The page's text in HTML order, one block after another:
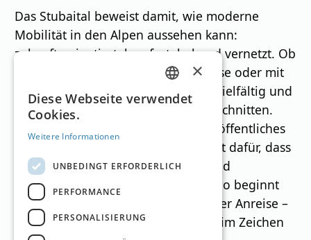
Das Stubaital beweist damit, wie moderne
Mobilität in den Alpen aussehen kann:
zukunftsorientiert, komfortabel und vernetzt. Ob
per Bahn mit kostenfreier Weiterreise oder mit
dem E-Auto: Die Wege ins Tal sind vielfältig und
auf die Bedürfnisse der Gäste zugeschnitten.
Vor Ort ergänzt ein gut verzahntes öffentliches
Verkehrsnetz das Angebot und sorgt dafür, dass
sich Urlauber*innen frei, flexibel und
umweltbewusst bewegen können. So beginnt
der Urlaub im Stubaital schon bei der Anreise –
unkompliziert, entspannt und ganz im Zeichen
GERMAN
×
Diese Webseite verwendet
Cookies.
Weitere Informationen
UNBEDINGT ERFORDERLICH
PERFORMANCE
PERSONALISIERUNG